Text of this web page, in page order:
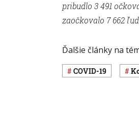
pribudlo 3 491
zaočkovalo 7 662
Ďalšie články na
COVID-19